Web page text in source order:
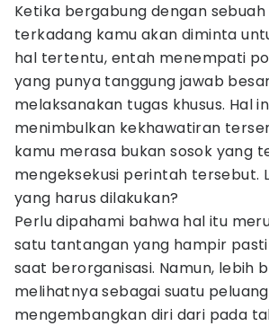
Ketika bergabung dengan sebuah
terkadang kamu akan diminta
hal tertentu, entah menempati
yang punya tanggung jawab
melaksanakan tugas khusus. Hal
menimbulkan kekhawatiran
kamu merasa bukan sosok yang
mengeksekusi perintah tersebut.
yang harus dilakukan?
Perlu dipahami bahwa hal itu
satu tantangan yang hampir
saat berorganisasi. Namun, lebih
melihatnya sebagai suatu
mengembangkan diri dari pada